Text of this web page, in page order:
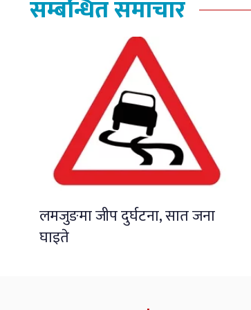
सम्बन्धित समाचार
लमजुङमा जीप दुर्घटना, सात जना
घाइते